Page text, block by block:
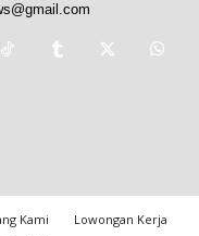
Kami
Lowongan Kerja